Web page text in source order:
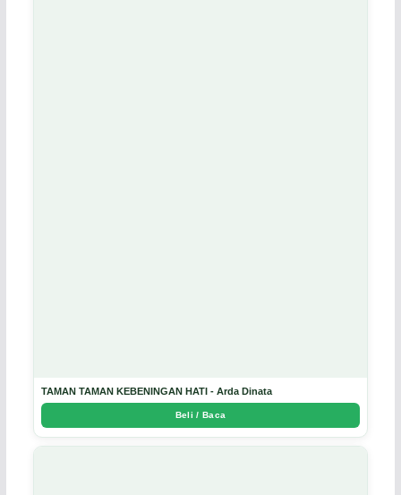
TAMAN TAMAN KEBENINGAN HATI - Arda Dinata
Beli / Baca